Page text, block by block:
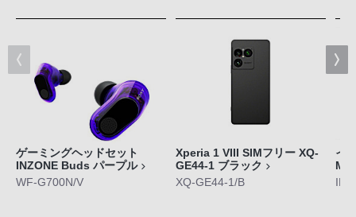
ゲーミングヘッドセット
INZONE Buds パープル
WF-G700N/V
Xperia 1 VIII SIMフリー XQ-
GE44-1 ブラック
XQ-GE44-1/B
イ